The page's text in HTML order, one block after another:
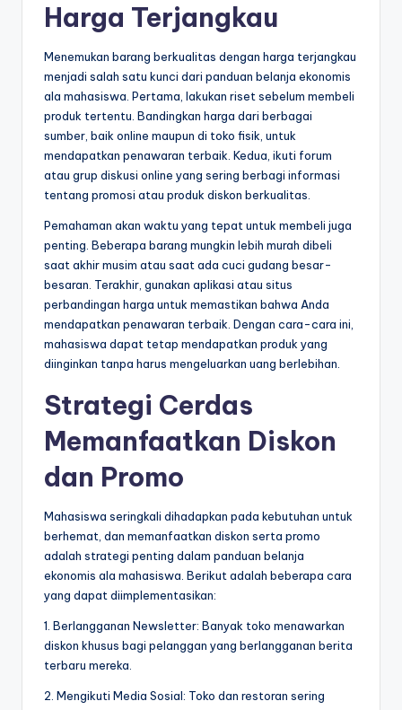
Harga Terjangkau
Menemukan barang berkualitas dengan harga terjangkau
menjadi salah satu kunci dari panduan belanja ekonomis
ala mahasiswa. Pertama, lakukan riset sebelum membeli
produk tertentu. Bandingkan harga dari berbagai
sumber, baik online maupun di toko fisik, untuk
mendapatkan penawaran terbaik. Kedua, ikuti forum
atau grup diskusi online yang sering berbagi informasi
tentang promosi atau produk diskon berkualitas.
Pemahaman akan waktu yang tepat untuk membeli juga
penting. Beberapa barang mungkin lebih murah dibeli
saat akhir musim atau saat ada cuci gudang besar-
besaran. Terakhir, gunakan aplikasi atau situs
perbandingan harga untuk memastikan bahwa Anda
mendapatkan penawaran terbaik. Dengan cara-cara ini,
mahasiswa dapat tetap mendapatkan produk yang
diinginkan tanpa harus mengeluarkan uang berlebihan.
Strategi Cerdas
Memanfaatkan Diskon
dan Promo
Mahasiswa seringkali dihadapkan pada kebutuhan untuk
berhemat, dan memanfaatkan diskon serta promo
adalah strategi penting dalam panduan belanja
ekonomis ala mahasiswa. Berikut adalah beberapa cara
yang dapat diimplementasikan:
1. Berlangganan Newsletter: Banyak toko menawarkan
diskon khusus bagi pelanggan yang berlangganan berita
terbaru mereka.
2. Mengikuti Media Sosial: Toko dan restoran sering